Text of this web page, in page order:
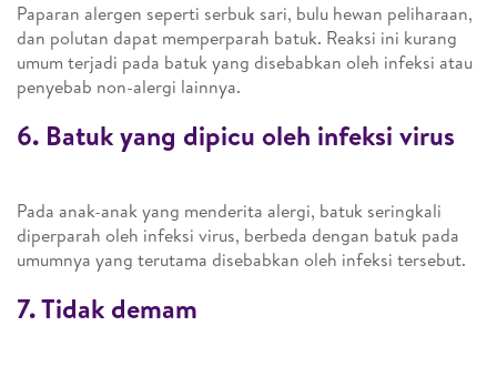
Paparan alergen seperti serbuk sari, bulu hewan peliharaan,
dan polutan dapat memperparah batuk. Reaksi ini kurang
umum terjadi pada batuk yang disebabkan oleh infeksi atau
penyebab non-alergi lainnya.
6. Batuk yang dipicu oleh infeksi virus
Pada anak-anak yang menderita alergi, batuk seringkali
diperparah oleh infeksi virus, berbeda dengan batuk pada
umumnya yang terutama disebabkan oleh infeksi tersebut.
7. Tidak demam